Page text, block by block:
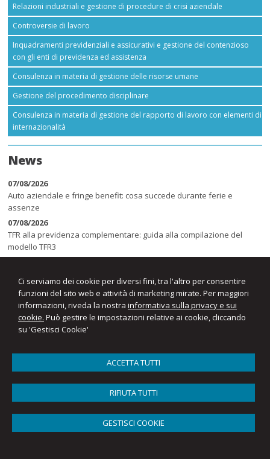
Ci serviamo dei cookie per diversi fini, tra l'altro per consentire
funzioni del sito web e attività di marketing mirate. Per maggiori
informazioni, riveda la nostra informativa sulla privacy e sui
cookie. Può gestire le impostazioni relative ai cookie, cliccando
su 'Gestisci Cookie'
ACCETTA TUTTI
RIFIUTA TUTTI
GESTISCI COOKIE
Relazioni industriali e gestione di procedure di crisi aziendale
Controversie di lavoro
Inquadramenti previdenziali e assicurativi e gestione del contenzioso
con gli enti di previdenza ed assistenza
Consulenza in materia di gestione delle risorse umane
Gestione del procedimento disciplinare
Consulenza in materia di gestione del rapporto di lavoro con elementi di
internazionalità
News
07/08/2026
Auto aziendale e fringe benefit: cosa succede durante ferie e
assenze
07/08/2026
TFR alla previdenza complementare: guida alla compilazione del
modello TFR3
sanzioni
Studio Vergnano Roberto Consulenza del Lavoro
Corso Alcide De Gasperi, 32 -Torino10129,TO
Tel.0117770030-011596744Fax0115623684